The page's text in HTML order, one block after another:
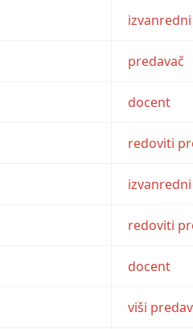
predavač
docent
redoviti
redoviti
docent
viši